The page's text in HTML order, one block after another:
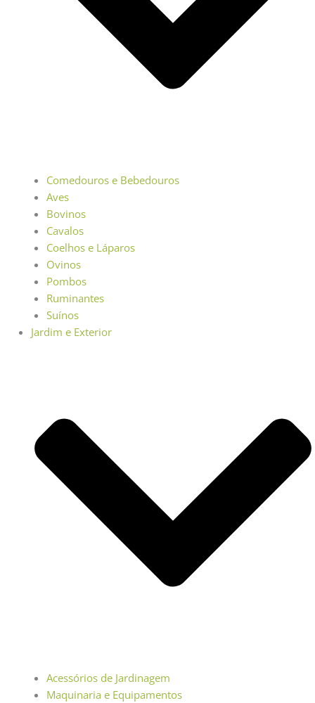
Comedouros e Bebedouros
Aves
Bovinos
Cavalos
Coelhos e Láparos
Ovinos
Pombos
Ruminantes
Suínos
Jardim e Exterior
Acessórios de Jardinagem
Maquinaria e Equipamentos